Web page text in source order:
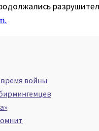
войны